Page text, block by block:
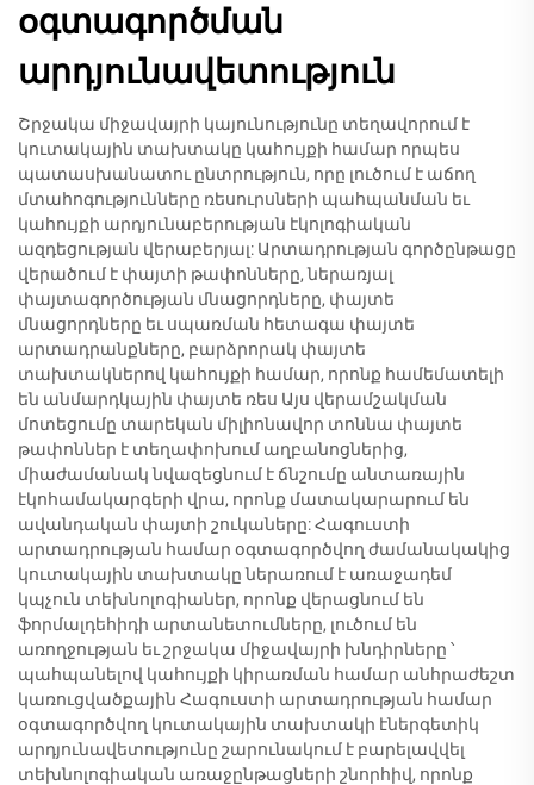
օգտագործման
արդյունավետություն
Շրջակա միջավայրի կայունությունը տեղավորում է
կուտակային տախտակը կահույքի համար որպես
պատասխանատու ընտրություն, որը լուծում է աճող
մտահոգությունները ռեսուրսների պահպանման եւ
կահույքի արդյունաբերության էկոլոգիական
ազդեցության վերաբերյալ: Արտադրության գործընթացը
վերածում է փայտի թափոնները, ներառյալ
փայտագործության մնացորդները, փայտե
մնացորդները եւ սպառման հետագա փայտե
արտադրանքները, բարձրորակ փայտե
տախտակներով կահույքի համար, որոնք համեմատելի
են անմարդկային փայտե ռես Այս վերամշակման
մոտեցումը տարեկան միլիոնավոր տոննա փայտե
թափոններ է տեղափոխում աղբանոցներից,
միաժամանակ նվազեցնում է ճնշումը անտառային
էկոհամակարգերի վրա, որոնք մատակարարում են
ավանդական փայտի շուկաները: Հագուստի
արտադրության համար օգտագործվող ժամանակակից
կուտակային տախտակը ներառում է առաջադեմ
կպչուն տեխնոլոգիաներ, որոնք վերացնում են
ֆորմալդեհիդի արտանետումները, լուծում են
առողջության եւ շրջակա միջավայրի խնդիրները ՝
պահպանելով կահույքի կիրառման համար անհրաժեշտ
կառուցվածքային Հագուստի արտադրության համար
օգտագործվող կուտակային տախտակի էներգետիկ
արդյունավետությունը շարունակում է բարելավվել
տեխնոլոգիական առաջընթացների շնորհիվ, որոնք